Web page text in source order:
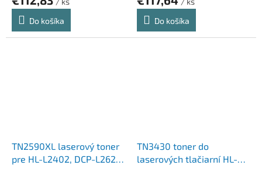
Do košíka
Do košíka
TN2590XL laserový toner
pre HL-L2402, DCP-L2622
TN3430 toner do
laserových tlačiarní HL-